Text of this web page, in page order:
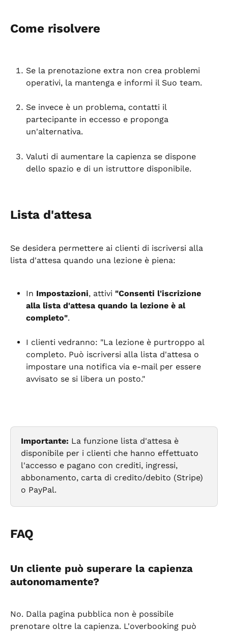
Come risolvere
Se la prenotazione extra non crea problemi
operativi, la mantenga e informi il Suo team.
Se invece è un problema, contatti il
partecipante in eccesso e proponga
un'alternativa.
Valuti di aumentare la capienza se dispone
dello spazio e di un istruttore disponibile.
Lista d'attesa
Se desidera permettere ai clienti di iscriversi alla
lista d'attesa quando una lezione è piena:
In Impostazioni, attivi "Consenti l'iscrizione
alla lista d'attesa quando la lezione è al
completo".
I clienti vedranno: "La lezione è purtroppo al
completo. Può iscriversi alla lista d'attesa o
impostare una notifica via e-mail per essere
avvisato se si libera un posto."
Importante: La funzione lista d'attesa è
disponibile per i clienti che hanno effettuato
l'accesso e pagano con crediti, ingressi,
abbonamento, carta di credito/debito (Stripe)
o PayPal.
FAQ
Un cliente può superare la capienza
autonomamente?
No. Dalla pagina pubblica non è possibile
prenotare oltre la capienza. L'overbooking può